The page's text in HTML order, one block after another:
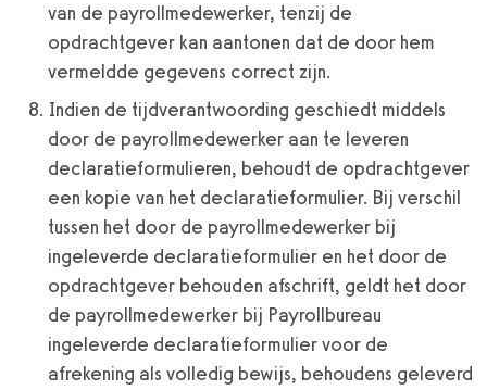
van de payrollmedewerker, tenzij de
opdrachtgever kan aantonen dat de door hem
vermeldde gegevens correct zijn.
Indien de tijdverantwoording geschiedt middels
door de payrollmedewerker aan te leveren
declaratieformulieren, behoudt de opdrachtgever
een kopie van het declaratieformulier. Bij verschil
tussen het door de payrollmedewerker bij
ingeleverde declaratieformulier en het door de
opdrachtgever behouden afschrift, geldt het door
de payrollmedewerker bij Payrollbureau
ingeleverde declaratieformulier voor de
afrekening als volledig bewijs, behoudens geleverd